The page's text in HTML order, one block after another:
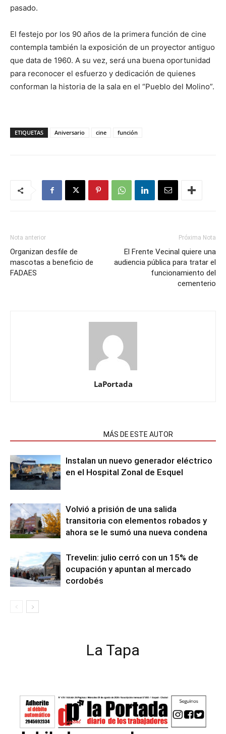
pasado.
El festejo por los 90 años de la primera función de cine
contempla también la exposición de un proyector antiguo
que data de 1960. A su vez, será una buena oportunidad
para reconocer el esfuerzo y dedicación de quienes
conforman la historia de la sala en el “Pueblo del Molino”.
ETIQUETAS Aniversario cine función
Nota anterior
Organizan desfile de
mascotas a beneficio de
FADAES
Próxima Nota
El Frente Vecinal quiere una
audiencia pública para tratar el
funcionamiento del
cementerio
LaPortada
MÁS DE ESTE AUTOR
Instalan un nuevo generador eléctrico
en el Hospital Zonal de Esquel
Volvió a prisión de una salida
transitoria con elementos robados y
ahora se le sumó una nueva condena
Trevelin: julio cerró con un 15% de
ocupación y apuntan al mercado
cordobés
La Tapa